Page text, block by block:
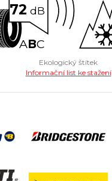
72 dB
ABC
Ekologický štítek
Informační list ke stažení